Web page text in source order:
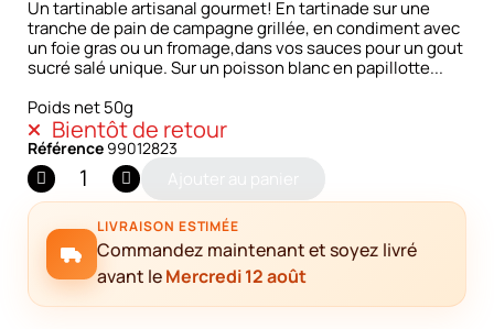
Un tartinable artisanal gourmet! En tartinade sur une
tranche de pain de campagne grillée, en condiment avec
un foie gras ou un fromage,dans vos sauces pour un gout
sucré salé unique. Sur un poisson blanc en papillotte...
Poids net 50g
Bientôt de retour
Référence 99012823
LIVRAISON ESTIMÉE
Commandez maintenant et soyez livré
avant leMercredi 12 août